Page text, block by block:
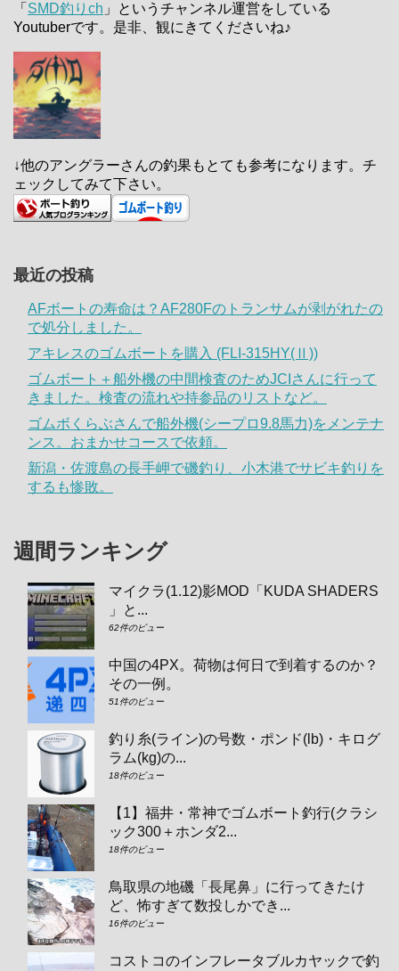
「 SMD釣りch 」というチャンネル運営をしている
Youtuberです。是非、観にきてくださいね♪
↓他のアングラーさんの釣果もとても参考になります。チ
ェックしてみて下さい。
最近の投稿
AFボートの寿命は？AF280Fのトランサムが剥がれたの
で処分しました。
アキレスのゴムボートを購入 (FLI-315HY(Ⅱ))
ゴムボート＋船外機の中間検査のためJCIさんに行って
きました。検査の流れや持参品のリストなど。
ゴムボくらぶさんで船外機(シープロ9.8馬力)をメンテナ
ンス。おまかせコースで依頼。
新潟・佐渡島の長手岬で磯釣り、小木港でサビキ釣りを
するも惨敗。
週間ランキング
マイクラ(1.12)影MOD「KUDA SHADERS
」と...
62件のビュー
中国の4PX。荷物は何日で到着するのか？
その一例。
51件のビュー
釣り糸(ライン)の号数・ポンド(lb)・キログ
ラム(kg)の...
18件のビュー
【1】福井・常神でゴムボート釣行(クラシ
ック300＋ホンダ2...
18件のビュー
鳥取県の地磯「長尾鼻」に行ってきたけ
ど、怖すぎて数投しかでき...
16件のビュー
コストコのインフレータブルカヤックで釣